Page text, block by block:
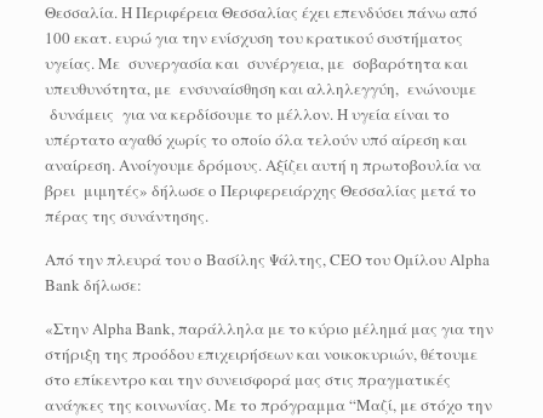
Θεσσαλία. Η Περιφέρεια Θεσσαλίας έχει επενδύσει πάνω από
100 εκατ. ευρώ για την ενίσχυση του κρατικού συστήματος
υγείας. Με συνεργασία και συνέργεια, με σοβαρότητα και
υπευθυνότητα, με ενσυναίσθηση και αλληλεγγύη, ενώνουμε
δυνάμεις για να κερδίσουμε το μέλλον. Η υγεία είναι το
υπέρτατο αγαθό χωρίς το οποίο όλα τελούν υπό αίρεση και
αναίρεση. Ανοίγουμε δρόμους. Αξίζει αυτή η πρωτοβουλία να
βρει μιμητές» δήλωσε ο Περιφερειάρχης Θεσσαλίας μετά το
πέρας της συνάντησης.
Από την πλευρά του ο Βασίλης Ψάλτης, CEO του Ομίλου Alpha
Bank δήλωσε:
«Στην Alpha Bank, παράλληλα με το κύριο μέλημά μας για την
στήριξη της προόδου επιχειρήσεων και νοικοκυριών, θέτουμε
στο επίκεντρο και την συνεισφορά μας στις πραγματικές
ανάγκες της κοινωνίας. Με το πρόγραμμα “Μαζί, με στόχο την